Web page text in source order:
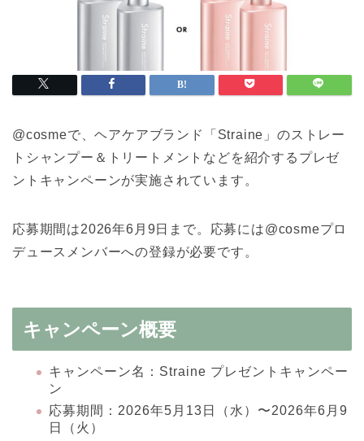
@cosmeで、ヘアケアブランド「Straine」のストレー
トシャンプー＆トリートメントなどを紹介するプレゼ
ントキャンペーンが実施されています。
応募期間は2026年6月9日まで。応募には@cosmeプロ
デュースメンバーへの登録が必要です。
キャンペーン概要
キャンペーン名：Straine プレゼントキャンペー
ン
応募期間：2026年5月13日（水）〜2026年6月9
日（火）